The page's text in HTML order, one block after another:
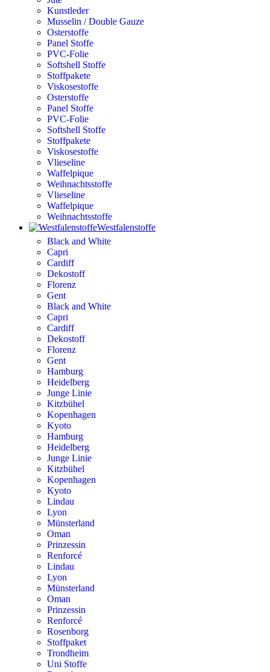
Kunstleder
Musselin / Double Gauze
Osterstoffe
Panel Stoffe
PVC-Folie
Softshell Stoffe
Stoffpakete
Viskosestoffe
Osterstoffe
Panel Stoffe
PVC-Folie
Softshell Stoffe
Stoffpakete
Viskosestoffe
Vlieseline
Waffelpique
Weihnachtsstoffe
Vlieseline
Waffelpique
Weihnachtsstoffe
Westfalenstoffe
Black and White
Capri
Cardiff
Dekostoff
Florenz
Gent
Black and White
Capri
Cardiff
Dekostoff
Florenz
Gent
Hamburg
Heidelberg
Junge Linie
Kitzbühel
Kopenhagen
Kyoto
Hamburg
Heidelberg
Junge Linie
Kitzbühel
Kopenhagen
Kyoto
Lindau
Lyon
Münsterland
Oman
Prinzessin
Renforcé
Lindau
Lyon
Münsterland
Oman
Prinzessin
Renforcé
Rosenborg
Stoffpaket
Trondheim
Uni Stoffe